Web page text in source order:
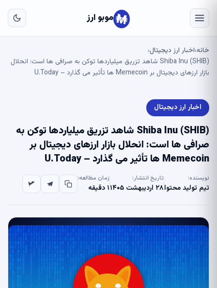
موبو ارز
خانه›اخبار ارز دیجیتال›
Shiba Inu (SHIB) شاهد تزریق میلیاردها توکن به صرافی ها است: انحلال
بازار ارزهای دیجیتال بر Memecoin ها تأثیر می گذارد – U.Today
اخبار ارز دیجیتال
Shiba Inu (SHIB) شاهد تزریق میلیاردها توکن به
صرافی ها است: انحلال بازار ارزهای دیجیتال بر
Memecoin ها تأثیر می گذارد – U.Today
نویسنده:
تیم تولید محتوا
تاریخ انتشار:
۲۸ اردیبهشت ۱۴۰۵
زمان مطالعه:
۱ دقیقه